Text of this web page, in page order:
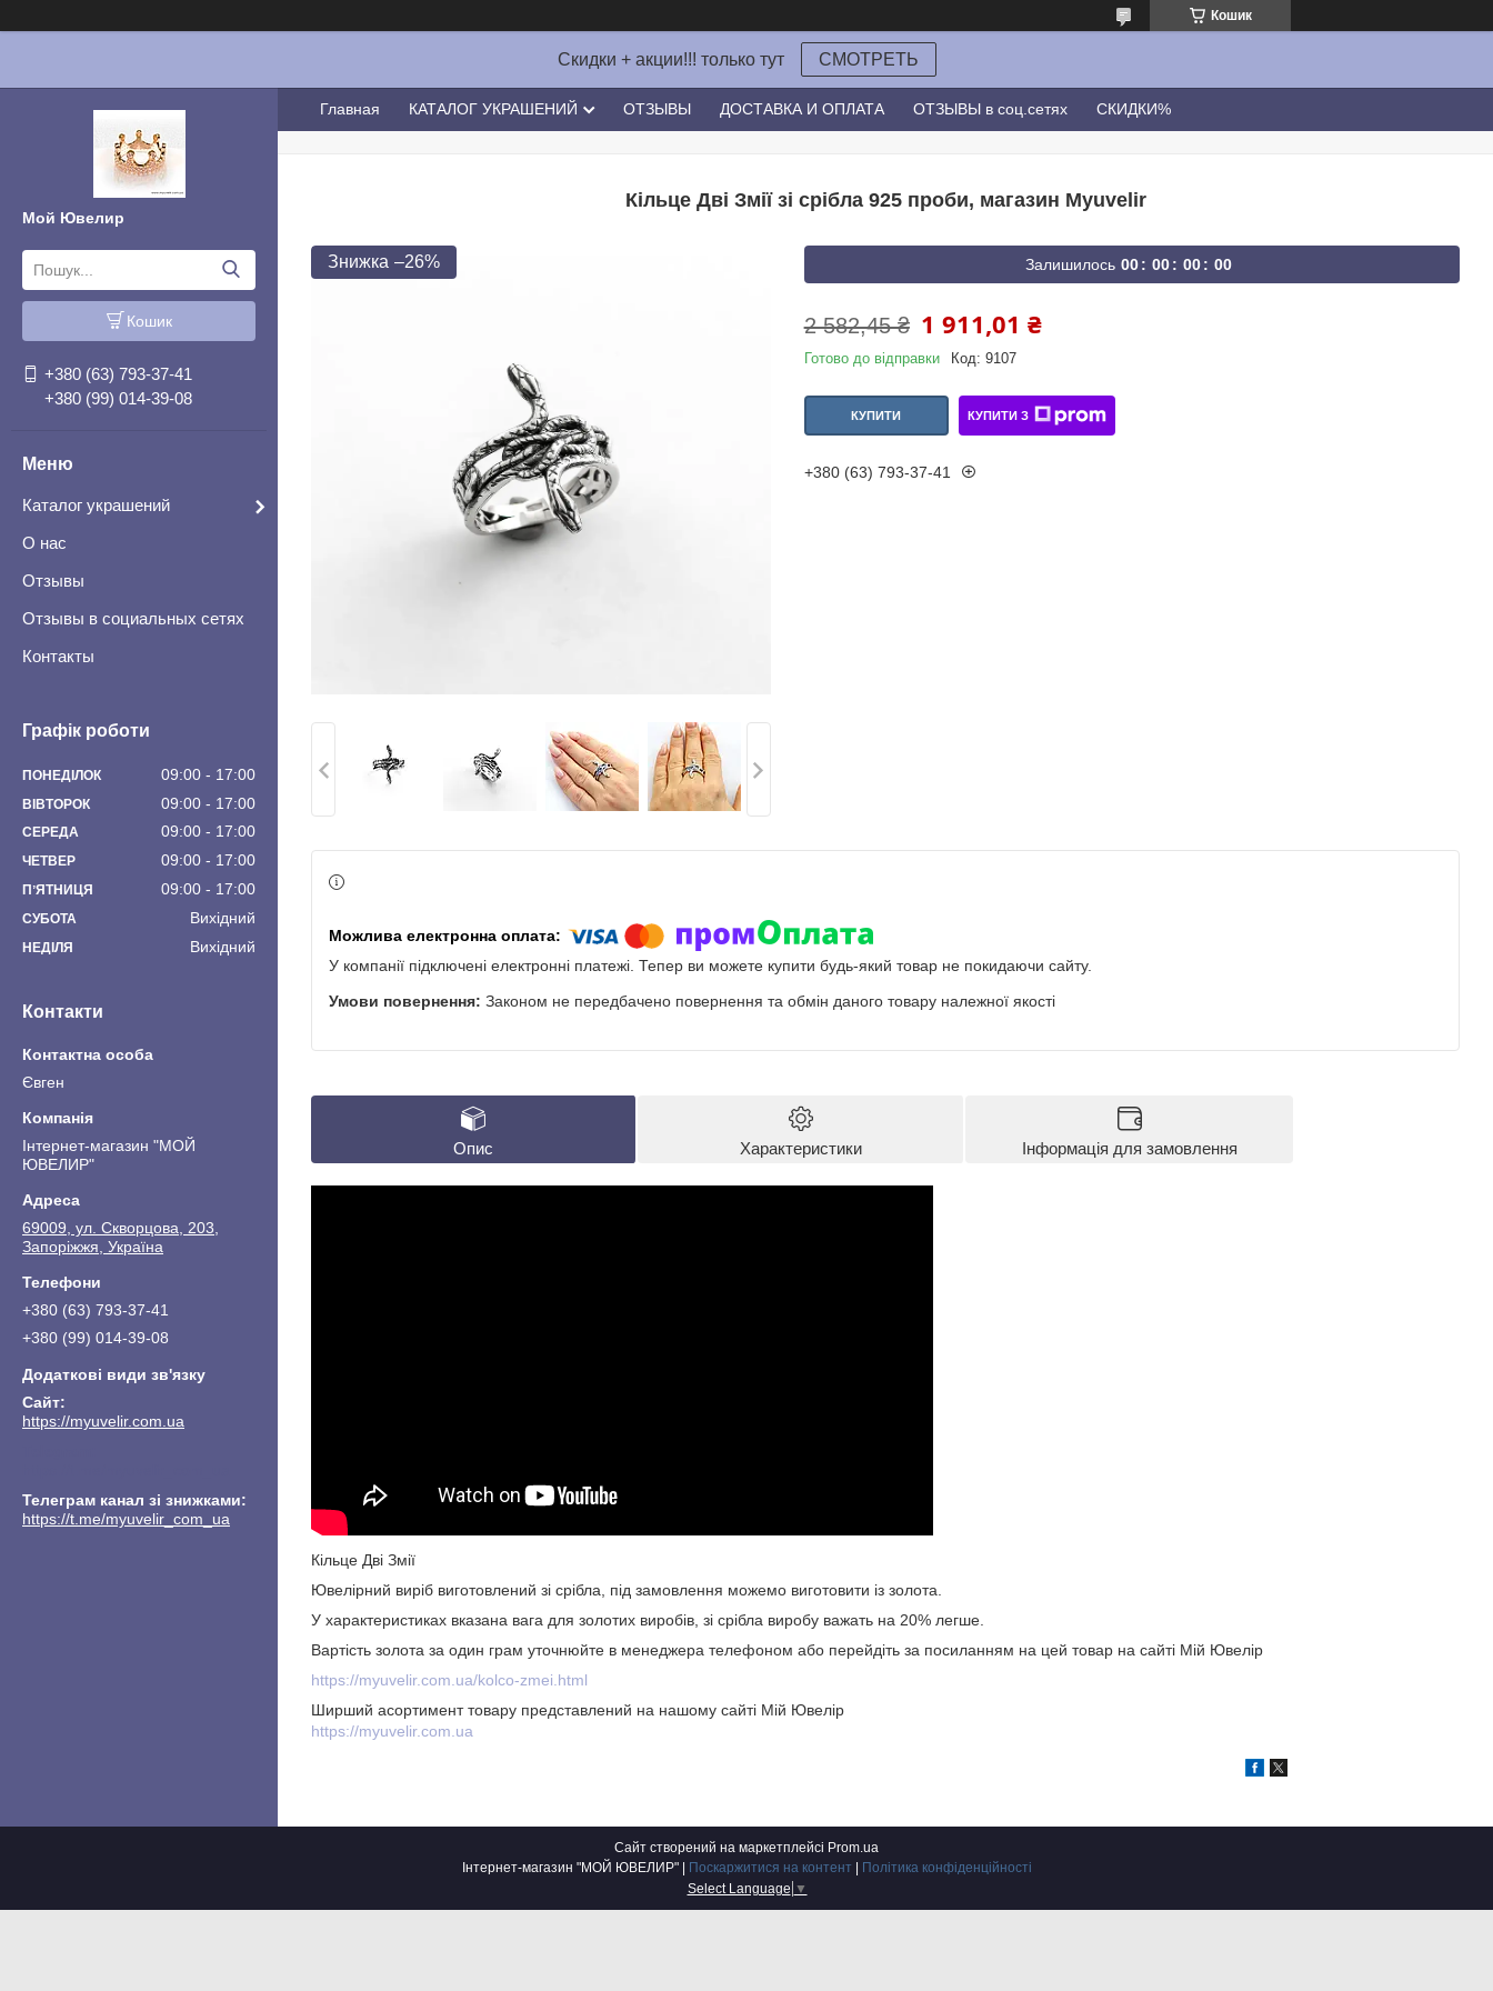
Кошик
Скидки + акции!!! только тут СМОТРЕТЬ
Мой Ювелир
Кошик
+380 (63) 793-37-41
+380 (99) 014-39-08
Каталог украшений
О нас
Отзывы
Отзывы в социальных сетях
Контакты
Графік роботи
ПОНЕДІЛОК 09:00 17:00
ВІВТОРОК 09:00 17:00
СЕРЕДА 09:00 17:00
ЧЕТВЕР 09:00 17:00
ПʼЯТНИЦЯ 09:00 17:00
СУБОТА Вихідний
НЕДІЛЯ Вихідний
Контакти
Євген
Інтернет-магазин "МОЙ
ЮВЕЛИР"
69009, ул. Скворцова, 203,
Запоріжжя, Україна
+380 (63) 793-37-41
+380 (99) 014-39-08
https://myuvelir.com.ua
Телеграм канал зі знижками
https://t.me/myuvelir_com_ua
Главная КАТАЛОГ УКРАШЕНИЙ ОТЗЫВЫ ДОСТАВКА И ОПЛАТА ОТЗЫВЫ в соц.сетях СКИДКИ%
Кільце Дві Змії зі срібла 925 проби, магазин Myuvelir
–26% Залишилось 00 00 00 00
2 582,45 ₴ 1 911,01 ₴
Готово до відправки Код: 9107
КУПИТИ КУПИТИ З
+380 (63) 793-37-41
У компанії підключені електронні платежі. Тепер ви можете купити будь-який товар не покидаючи сайту.
Законом не передбачено повернення та обмін даного товару належної якості
Опис Характеристики Інформація для замовлення
Кільце Дві Змії
Ювелірний виріб виготовлений зі срібла, під замовлення можемо виготовити із золота.
У характеристиках вказана вага для золотих виробів, зі срібла виробу важать на 20% легше.
Вартість золота за один грам уточнюйте в менеджера телефоном або перейдіть за посиланням на цей товар на сайті Мій Ювелір
https://myuvelir.com.ua/kolco-zmei.html
Ширший асортимент товару представлений на нашому сайті Мій Ювелір
https://myuvelir.com.ua
Сайт створений на маркетплейсі Prom.ua
Поскаржитися на контент
Політика конфіденційності
Select Language ▼